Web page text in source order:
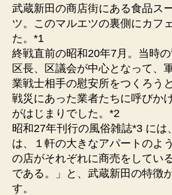
カ
フ
街）
現
在
は
閑
静
な
住
宅
地
武蔵新田の商店街にある食品ス
ツ。このマルエツの裏側にカフ
た。*1
終戦直前の昭和20年7月。当時の
区長、区議会が中心となって、
業戦士相手の慰安所をつくろう
戦災にあった業者たちに呼びか
がはじまりでした。*2
昭和27年刊行の風俗雑誌*3 には
は、１軒の大きなアパートのよ
の店がそれぞれに商売をしてい
である。」と、武蔵新田の特徴
す。